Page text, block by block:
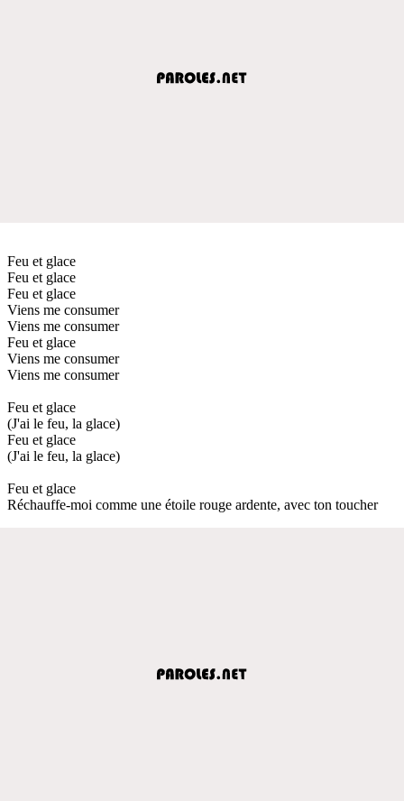
Feu et glace
Feu et glace
Feu et glace
Viens me consumer
Viens me consumer
Feu et glace
Viens me consumer
Viens me consumer
Feu et glace
(J'ai le feu, la glace)
Feu et glace
(J'ai le feu, la glace)
Feu et glace
Réchauffe-moi comme une étoile rouge ardente, avec ton toucher